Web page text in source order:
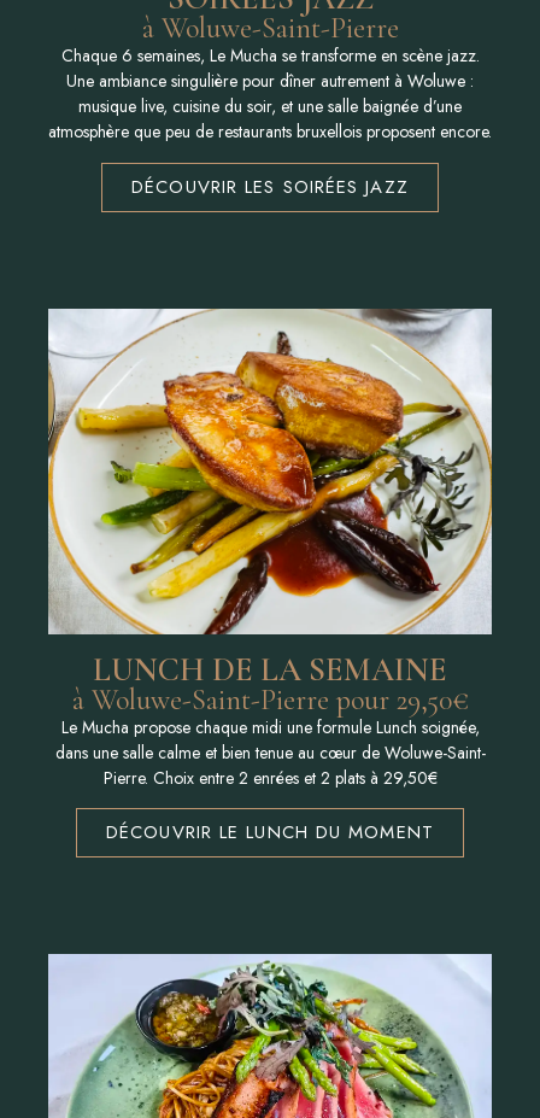
à Woluwe-Saint-Pierre
Chaque 6 semaines, Le Mucha se transforme en scène jazz.
Une ambiance singulière pour dîner autrement à Woluwe :
musique live, cuisine du soir, et une salle baignée d’une
atmosphère que peu de restaurants bruxellois proposent encore.
DÉCOUVRIR LES SOIRÉES JAZZ
LUNCH DE LA SEMAINE
à Woluwe-Saint-Pierre pour 29,50€
Le Mucha propose chaque midi une formule Lunch soignée,
dans une salle calme et bien tenue au cœur de Woluwe-Saint-
Pierre. Choix entre 2 enrées et 2 plats à 29,50€
DÉCOUVRIR LE LUNCH DU MOMENT